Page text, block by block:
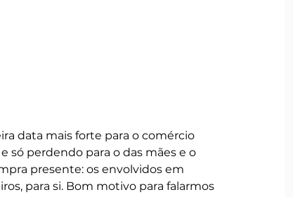
data mais forte para o comércio
só perdendo para o das mães e o
presente: os envolvidos em
para si. Bom motivo para falarmos